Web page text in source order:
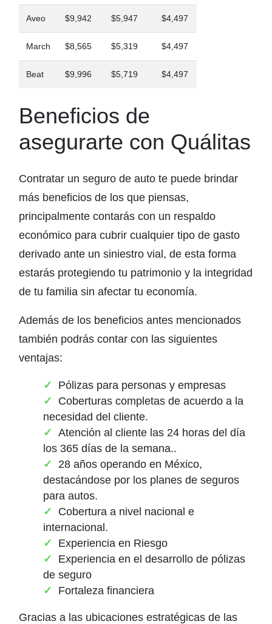
Aveo $9,942 $5,947 $4,497
March $8,565 $5,319 $4,497
Beat $9,996 $5,719 $4,497
Beneficios de
asegurarte con Quálitas
Contratar un seguro de auto te puede brindar
más beneficios de los que piensas,
principalmente contarás con un respaldo
económico para cubrir cualquier tipo de gasto
derivado ante un siniestro vial, de esta forma
estarás protegiendo tu patrimonio y la integridad
de tu familia sin afectar tu economía.
Además de los beneficios antes mencionados
también podrás contar con las siguientes
ventajas:
Pólizas para personas y empresas
Coberturas completas de acuerdo a la
necesidad del cliente.
Atención al cliente las 24 horas del día
los 365 días de la semana..
28 años operando en México,
destacándose por los planes de seguros
para autos.
Cobertura a nivel nacional e
internacional.
Experiencia en Riesgo
Experiencia en el desarrollo de pólizas
de seguro
Fortaleza financiera
Gracias a las ubicaciones estratégicas de las